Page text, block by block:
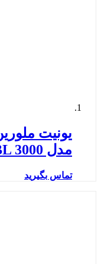
مدل TBL 3000
تماس بگیرید